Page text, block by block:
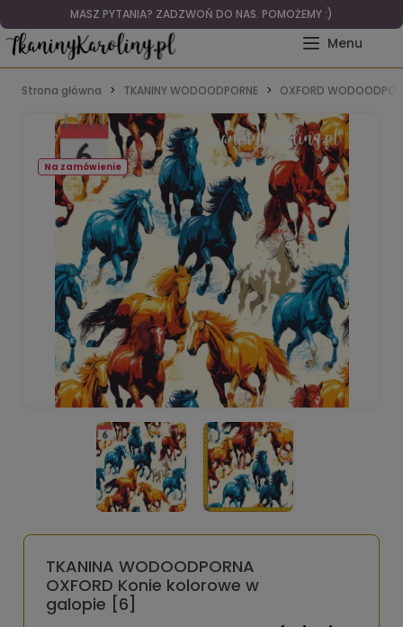
MASZ PYTANIA? ZADZWOŃ DO NAS. POMOŻEMY :)
Strona główna TKANINY WODOODPORNE OXFORD
Na zamówienie
TKANINA WODOODPORNA
OXFORD Konie kolorowe w
galopie [6]